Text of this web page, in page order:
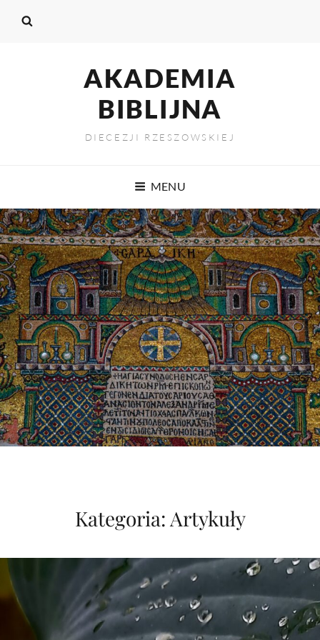
AKADEMIA
BIBLIJNA
DIECEZJI RZESZOWSKIEJ
MENU
Kategoria: Artykuły